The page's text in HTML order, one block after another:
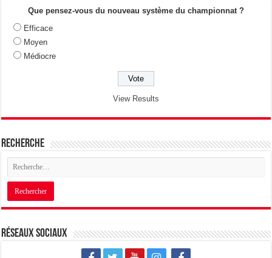
Que pensez-vous du nouveau système du championnat ?
Efficace
Moyen
Médiocre
View Results
Recherche
Réseaux sociaux